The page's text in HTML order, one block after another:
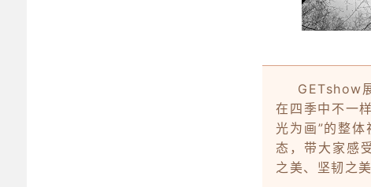
GETshow
在四季中不一
光为画”的整体
态，带大家感
之美、坚韧之美